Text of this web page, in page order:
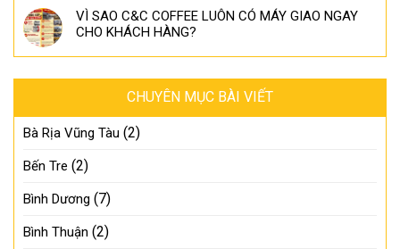
VÌ SAO C&C COFFEE LUÔN CÓ MÁY GIAO NGAY
CHO KHÁCH HÀNG?
CHUYÊN MỤC BÀI VIẾT
Bà Rịa Vũng Tàu (2)
Bến Tre (2)
Bình Dương (7)
Bình Thuận (2)